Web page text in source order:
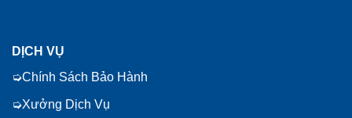
DỊCH VỤ
Chính Sách Bảo Hành
Xưởng Dịch Vụ